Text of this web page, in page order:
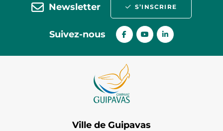
Newsletter S’INSCRIRE
Suivez-nous
Ville de Guipavas